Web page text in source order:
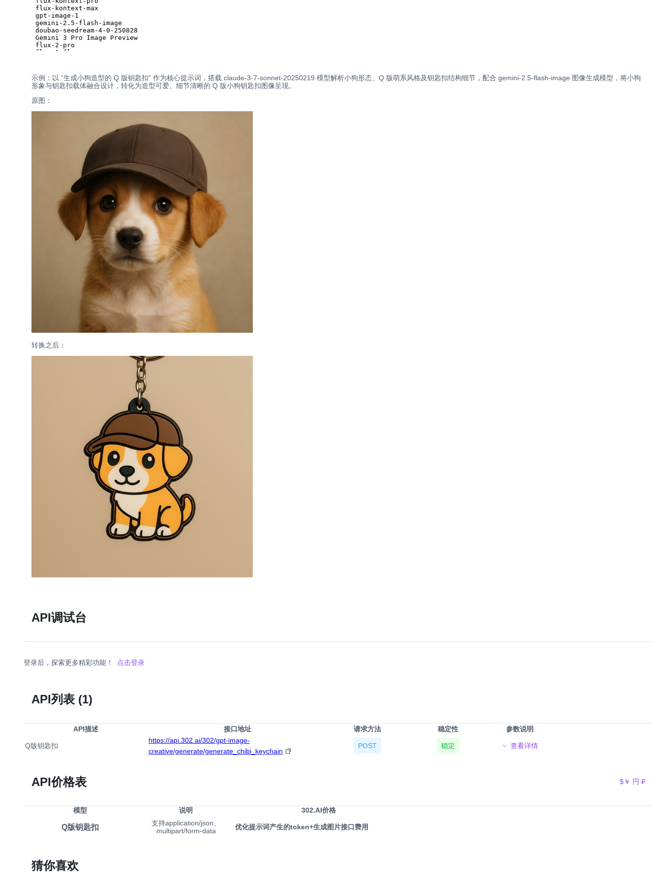
示例：以 “生成小狗造型的 Q 版钥匙扣” 作为核心提示词，搭载 claude-3-7-sonnet-20250219 模型解析小狗形态、Q 版萌系风格及钥匙扣结构细节，配合 gemini-2.5-flash-image 图像生成模型，将小狗
形象与钥匙扣载体融合设计，转化为造型可爱、细节清晰的 Q 版小狗钥匙扣图像呈现。
原图：
转换之后：
API调试台
登录后，探索更多精彩功能！ 点击登录
API列表 (1)
API描述 接口地址 请求方法 稳定性 参数说明
Q版钥匙扣
https://api.302.ai/302/gpt-image-
creative/generate/generate_chibi_keychain
POST 稳定 查看详情
API价格表 $￥ 円 ₽
模型 说明 302.AI价格
Q版钥匙扣
支持application/json、
multipart/form-data
优化提示词产生的token+生成图片接口费用
猜你喜欢